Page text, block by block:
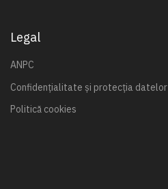
Legal
ANPC
Confidențialitate și protecția datelor
Politică cookies